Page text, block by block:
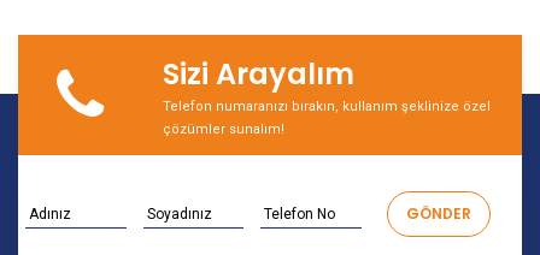
Sizi Arayalım
Telefon numaranızı bırakın, kullanım şeklinize özel
çözümler sunalım!